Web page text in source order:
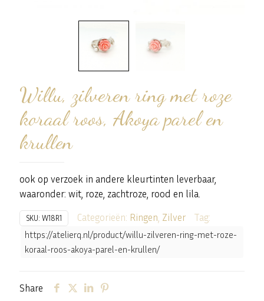
Willu, zilveren ring met roze
koraal roos, Akoya parel en
krullen
ook op verzoek in andere kleurtinten leverbaar,
waaronder: wit, roze, zachtroze, rood en lila.
SKU: W18R1 Categorieën: Ringen Zilver Tag:
https://atelierq.nl/product/willu-zilveren-ring-met-roze-
koraal-roos-akoya-parel-en-krullen/
Share